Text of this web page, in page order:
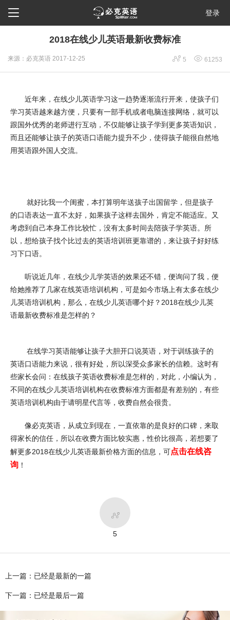
 登录
2018在线少儿英语最新收费标准
来源：必克英语 2017-12-25  5  61253
近年来，在线少儿英语学习这一趋势逐渐流行开来，使孩子们
学习英语越来越方便，只要有一部手机或者电脑连接网络，就可以
跟国外优秀的老师进行互动，不仅能够让孩子学到更多英语知识，
而且还能够让孩子的英语口语能力提升不少，使得孩子能很自然地
用英语跟外国人交流。
就好比我一个闺蜜，本打算明年送孩子出国留学，但是孩子
的口语表达一直不太好，如果孩子这样去国外，肯定不能适应。又
考虑到自己本身工作比较忙，没有太多时间去陪孩子学英语。所
以，想给孩子找个比过去的英语培训班更靠谱的，来让孩子好好练
习下口语。
听说近几年，在线少儿学英语的效果还不错，便询问了我，便
给她推荐了几家在线英语培训机构，可是如今市场上有太多在线少
儿英语培训机构，那么，在线少儿英语哪个好？ 2018在线少儿英
语最新收费标准是怎样的？
在线学习英语能够让孩子大胆开口说英语，对于训练孩子的
英语口语能力来说，很有好处，所以深受众多家长的信赖。这时有
些家长会问：在线孩子英语收费标准是怎样的，对此，小编认为，
不同的在线少儿英语培训机构在收费标准方面都是有差别的，有些
英语培训机构由于请明星代言等，收费自然会很贵。
像必克英语，从成立到现在，一直依靠的是良好的口碑，来取
得家长的信任，所以在收费方面比较实惠，性价比很高，若想要了
解更多2018在线少儿英语最新价格方面的信息，可点击在线咨
询 ！

5
上一篇：已经是最新的一篇
下一篇：已经是最后一篇